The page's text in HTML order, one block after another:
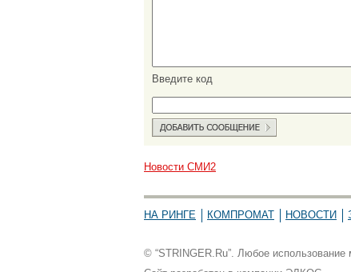
Введите код
Новости СМИ2
НА РИНГЕ КОМПРОМАТ НОВОСТИ
© “STRINGER.Ru”. Любое использование